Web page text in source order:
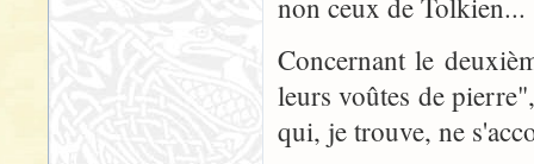
non ceux de Tolkien...
Concernant le
leurs voûtes de
qui, je trouve, ne